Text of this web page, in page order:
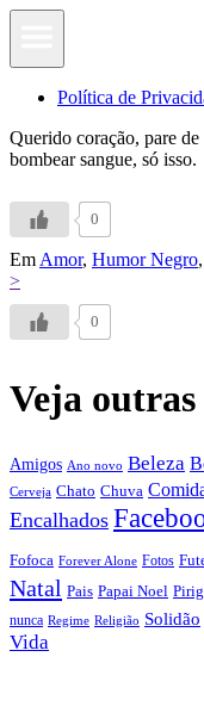
Política de
Querido coração, pare
bombear sangue, só isso.
0
Em Amor, Humor Negro,
>
0
Veja outras
Amigos Ano novo Beleza
Cerveja Chato Chuva
Encalhados
Fofoca Forever Alone Fotos
Natal Pais Papai Noel
nunca Regime Religião Solidão
Vida